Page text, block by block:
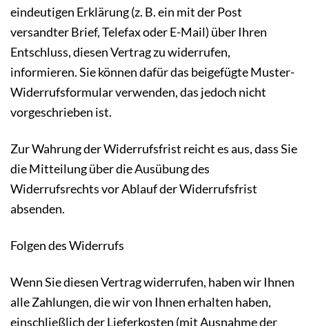
eindeutigen Erklärung (z. B. ein mit der Post
versandter Brief, Telefax oder E-Mail) über Ihren
Entschluss, diesen Vertrag zu widerrufen,
informieren. Sie können dafür das beigefügte Muster-
Widerrufsformular verwenden, das jedoch nicht
vorgeschrieben ist.
Zur Wahrung der Widerrufsfrist reicht es aus, dass Sie
die Mitteilung über die Ausübung des
Widerrufsrechts vor Ablauf der Widerrufsfrist
absenden.
Folgen des Widerrufs
Wenn Sie diesen Vertrag widerrufen, haben wir Ihnen
alle Zahlungen, die wir von Ihnen erhalten haben,
einschließlich der Lieferkosten (mit Ausnahme der